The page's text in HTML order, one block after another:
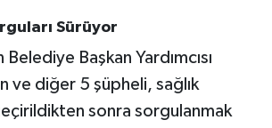
Sürüyor
Belediye Başkan Yardımcısı
ve diğer 5 şüpheli, sağlık
sonra sorgulanmak